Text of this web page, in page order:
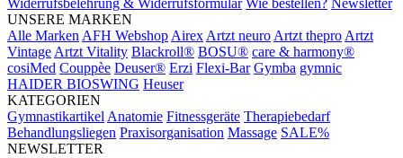
Widerrufsbelehrung & Widerrufsformular Wie bestellen? Newsletter
UNSERE MARKEN
Alle Marken AFH Webshop Airex Artzt neuro Artzt thepro Artzt
Vintage Artzt Vitality Blackroll® BOSU® care & harmony®
cosiMed Couppèe Deuser® Erzi Flexi-Bar Gymba gymnic
HAIDER BIOSWING Heuser
KATEGORIEN
Gymnastikartikel Anatomie Fitnessgeräte Therapiebedarf
Behandlungsliegen Praxisorganisation Massage SALE%
NEWSLETTER